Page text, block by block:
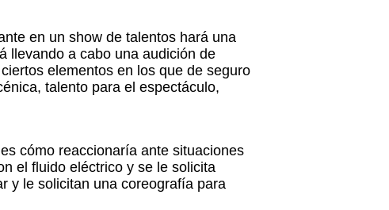
en un show de talentos hará una
llevando a cabo una audición de
elementos en los que de seguro
talento para el espectáculo,
cómo reaccionaría ante situaciones
el fluido eléctrico y se le solicita
y le solicitan una coreografía para